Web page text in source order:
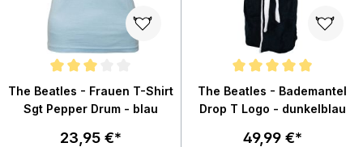
Durchschnittliche Bewertung von 3 von 5 Sternen
The Beatles - Frauen T-Shirt
Sgt Pepper Drum - blau
23,95 €*
Durchschnittliche Bewertung
The Beatles - Bademantel
Drop T Logo - dunkelblau
49,99 €*